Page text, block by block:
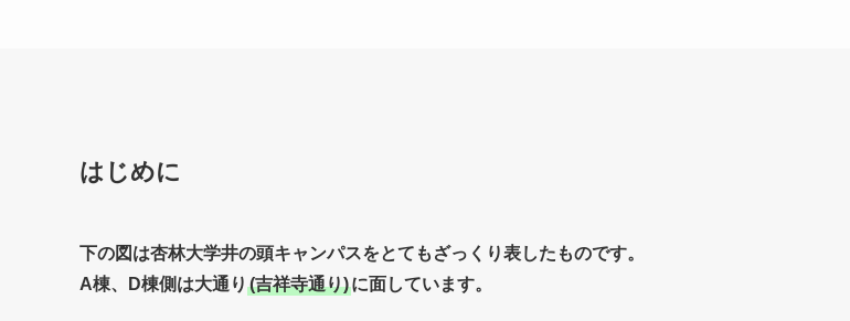
はじめに
下の図は杏林大学井の頭キャンパスをとてもざっくり表したものです。
A棟、D棟側は大通り (吉祥寺通り)に面しています。